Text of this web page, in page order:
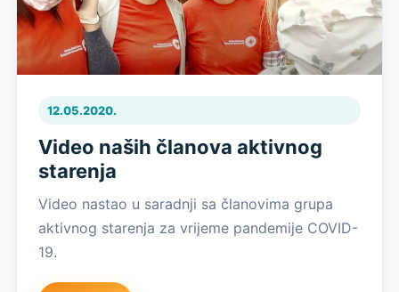
12.05.2020.
Video naših članova aktivnog
starenja
Video nastao u saradnji sa članovima grupa
aktivnog starenja za vrijeme pandemije COVID-
19.